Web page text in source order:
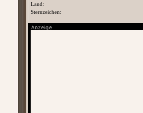
Land:
Sternzeichen: